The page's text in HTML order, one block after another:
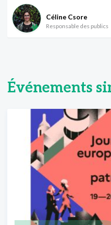
Céline Csore
Responsable des publics
Événements